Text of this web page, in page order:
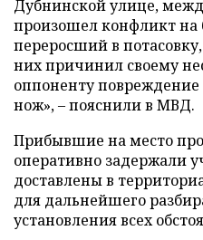
Дубнинской улице,
произошел конфликт на
переросший в
них причинил своему
оппоненту
нож», – пояснили в МВД.
Прибывшие на место
оперативно задержали
доставлены в
для дальнейшего
установления всех